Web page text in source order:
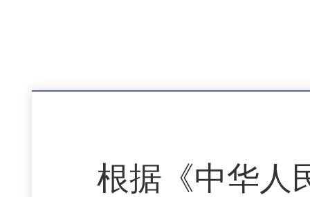
根据《中华人